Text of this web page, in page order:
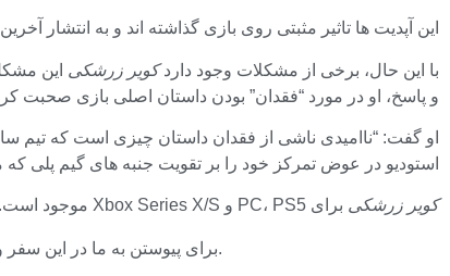
این آپدیت ها تاثیر مثبتی روی بازی گذاشته اند و به انتشار
با این حال، برخی از مشکلات وجود داردکویر زرشکی این
و پاسخ، او در مورد “فقدان” بودن داستان اصلی بازی صحبت
او گفت: “ناامیدی ناشی از فقدان داستان چیزی است که تیم
استودیو در عوض تمرکز خود را بر تقویت جنبه های گیم پلی
کویر زرشکی برای PC، PS5 و Xbox Series X/S موجود است. برای جزئیات بیشتر بررسی ما را بخوانید.
4 میلیون نسخه در سراسر جهان فروخت. از همه در Greymane برای پیوستن به ما در این سفر و برای عشق و حمایت باورنکردنی شما سپاسگزاریم.